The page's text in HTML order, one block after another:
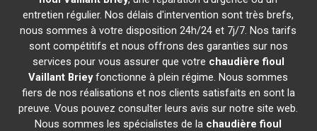
entretien régulier. Nos délais d'intervention sont très brefs,
nous sommes à votre disposition 24h/24 et 7j/7. Nos tarifs
sont compétitifs et nous offrons des garanties sur nos
services pour vous assurer que votre chaudière fioul
Vaillant Brieyfonctionne à plein régime. Nous sommes
fiers de nos réalisations et nos clients satisfaits en sont la
preuve. Vous pouvez consulter leurs avis sur notre site web.
Nous sommes les spécialistes de la chaudière fioul